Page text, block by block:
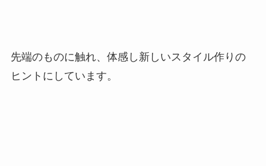
先端のものに触れ、体感し新しいスタイル作りの
ヒントにしています。